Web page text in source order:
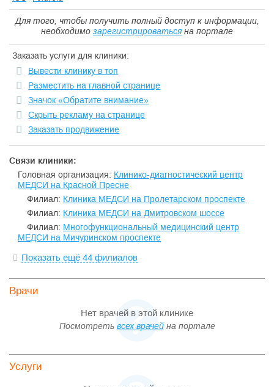
Для того, чтобы получить полный доступ к информации,
необходимо зарегистрироватьсяна портале
Заказать услуги для клиники:
Вывести клинику в топ
Разместить на главной странице
Значок «Обратите внимание»
Скрыть рекламу на странице
Заказать продвижение
Связи клиники:
Головная организация: Клинико-диагностический центр
МЕДСИ на Красной Пресне
Филиал: Клиника МЕДСИ на Пролетарском проспекте
Филиал: Клиника МЕДСИ на Дмитровском шоссе
Филиал: Многофункциональный медицинский центр
МЕДСИ на Мичуринском проспекте
Показать ещё 44 филиалов
Врачи
Нет врачей в этой клинике
Посмотреть всех врачейна портале
Услуги